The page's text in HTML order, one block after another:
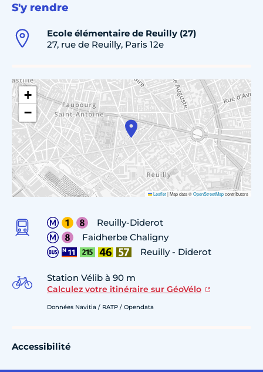
S'y rendre
Ecole élémentaire de Reuilly (27)
27, rue de Reuilly, Paris 12e
+
−
Leaflet|Map data ©OpenStreetMapcontributors
Reuilly-Diderot
Faidherbe Chaligny
Reuilly - Diderot
Station Vélib à 90 m
Calculez votre itinéraire sur GéoVélo
Données Navitia / RATP / Opendata
Accessibilité